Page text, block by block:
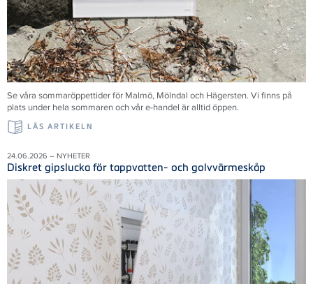
Se våra sommaröppettider för Malmö, Mölndal och Hägersten. Vi finns på
plats under hela sommaren och vår e-handel är alltid öppen.
LÄS ARTIKELN
24.06.2026 – NYHETER
Diskret gipslucka för tappvatten- och golvvärmeskåp